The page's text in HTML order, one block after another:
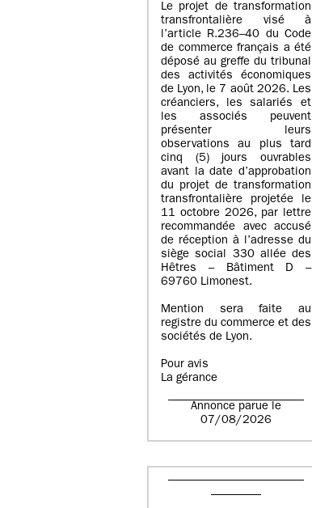
Le projet de transformation
transfrontalière visé à
l’article R.236–40 du Code
de commerce français a été
déposé au greffe du tribunal
des activités économiques
de Lyon, le 7 août 2026. Les
créanciers, les salariés et
les associés peuvent
présenter leurs
observations au plus tard
cinq (5) jours ouvrables
avant la date d’approbation
du projet de transformation
transfrontalière projetée le
11 octobre 2026, par lettre
recommandée avec accusé
de réception à l’adresse du
siège social 330 allée des
Hêtres – Bâtiment D –
69760 Limonest.
Mention sera faite au
registre du commerce et des
sociétés de Lyon.
Pour avis
La gérance
Annonce parue le
07/08/2026